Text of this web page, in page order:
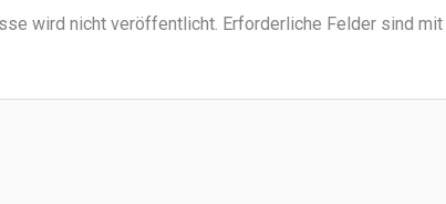
wird nicht veröffentlicht. Erforderliche Felder sind mit